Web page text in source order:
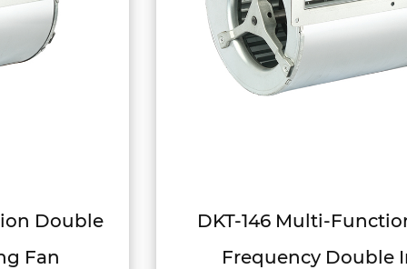
DKT-146 Multi-Function Variable
Frequency Double Inlet Air